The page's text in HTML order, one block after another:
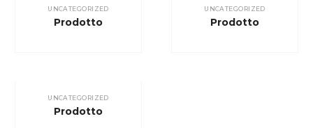
UNCATEGORIZED
Prodotto
UNCATEGORIZED
Prodotto
UNCATEGORIZED
Prodotto